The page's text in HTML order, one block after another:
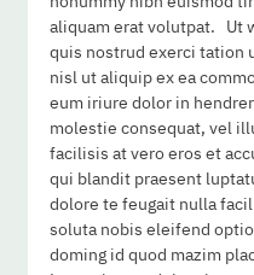
aliquam erat volutpat. Ut
quis nostrud exerci tation
nisl ut aliquip ex ea
eum iriure dolor in
molestie consequat, vel
facilisis at vero eros et
qui blandit praesent
dolore te feugait nulla
soluta nobis eleifend
doming id quod mazim